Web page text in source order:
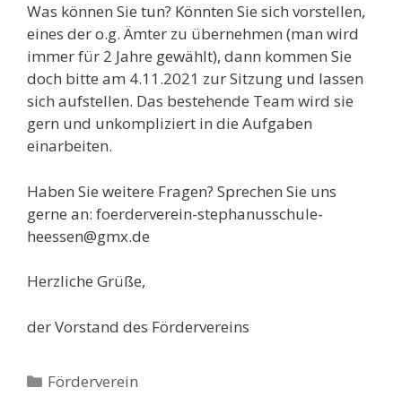
Was können Sie tun? Könnten Sie sich vorstellen,
eines der o.g. Ämter zu übernehmen (man wird
immer für 2 Jahre gewählt), dann kommen Sie
doch bitte am 4.11.2021 zur Sitzung und lassen
sich aufstellen. Das bestehende Team wird sie
gern und unkompliziert in die Aufgaben
einarbeiten.
Haben Sie weitere Fragen? Sprechen Sie uns
gerne an: foerderverein-stephanusschule-
heessen@gmx.de
Herzliche Grüße,
der Vorstand des Fördervereins
Kategorien
Förderverein